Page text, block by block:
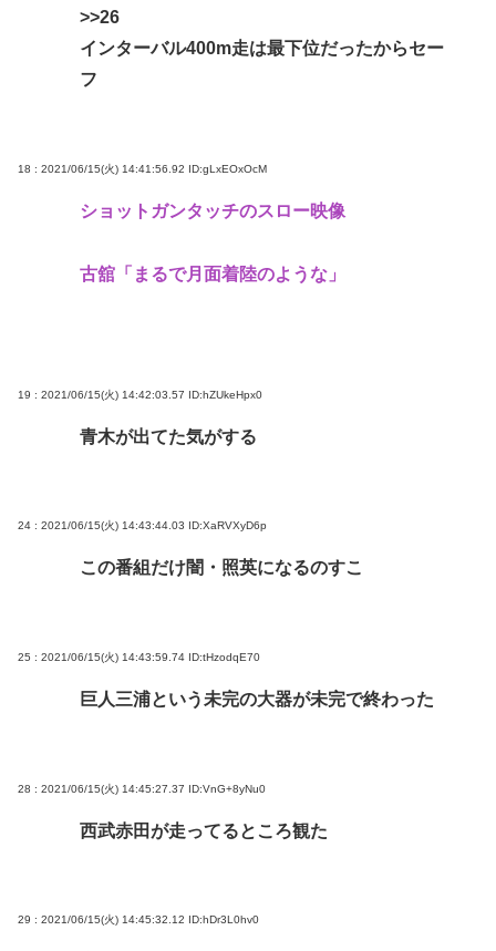
>>26
インターバル400m走は最下位だったからセー
フ
18 : 2021/06/15(火) 14:41:56.92 ID:gLxEOxOcM
ショットガンタッチのスロー映像
古舘「まるで月面着陸のような」
19 : 2021/06/15(火) 14:42:03.57 ID:hZUkeHpx0
青木が出てた気がする
24 : 2021/06/15(火) 14:43:44.03 ID:XaRVXyD6p
この番組だけ闇・照英になるのすこ
25 : 2021/06/15(火) 14:43:59.74 ID:tHzodqE70
巨人三浦という未完の大器が未完で終わった
28 : 2021/06/15(火) 14:45:27.37 ID:VnG+8yNu0
西武赤田が走ってるところ観た
29 : 2021/06/15(火) 14:45:32.12 ID:hDr3L0hv0